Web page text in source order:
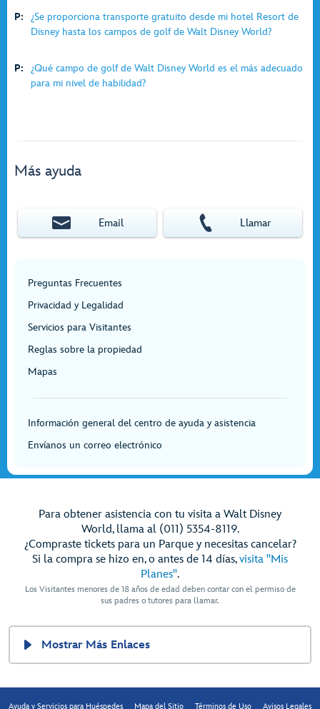
P:
¿Se proporciona transporte gratuito desde mi hotel Resort de
Disney hasta los campos de golf de Walt Disney World?
P:
¿Qué campo de golf de Walt Disney World es el más adecuado
para mi nivel de habilidad?
Más ayuda
Email Llamar
Preguntas Frecuentes
Privacidad y Legalidad
Servicios para Visitantes
Reglas sobre la propiedad
Mapas
Información general del centro de ayuda y asistencia
Envíanos un correo electrónico
Para obtener asistencia con tu visita a Walt Disney
World, llama al (011) 5354-8119.
¿Compraste tickets para un Parque y necesitas cancelar?
Si la compra se hizo en, o antes de 14 días,visita "Mis
Planes".
Los Visitantes menores de 18 años de edad deben contar con el permiso de
sus padres o tutores para llamar.
Mostrar Más Enlaces
Ayuda y Servicios para Huéspedes Mapa del Sitio Términos de Uso Avisos Legales